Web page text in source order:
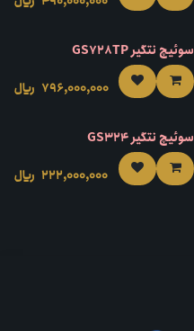
سوئیچ نتگیر GS728TP
796,000,000 ﷼
سوئیچ نتگیر GS324
222,000,000﷼